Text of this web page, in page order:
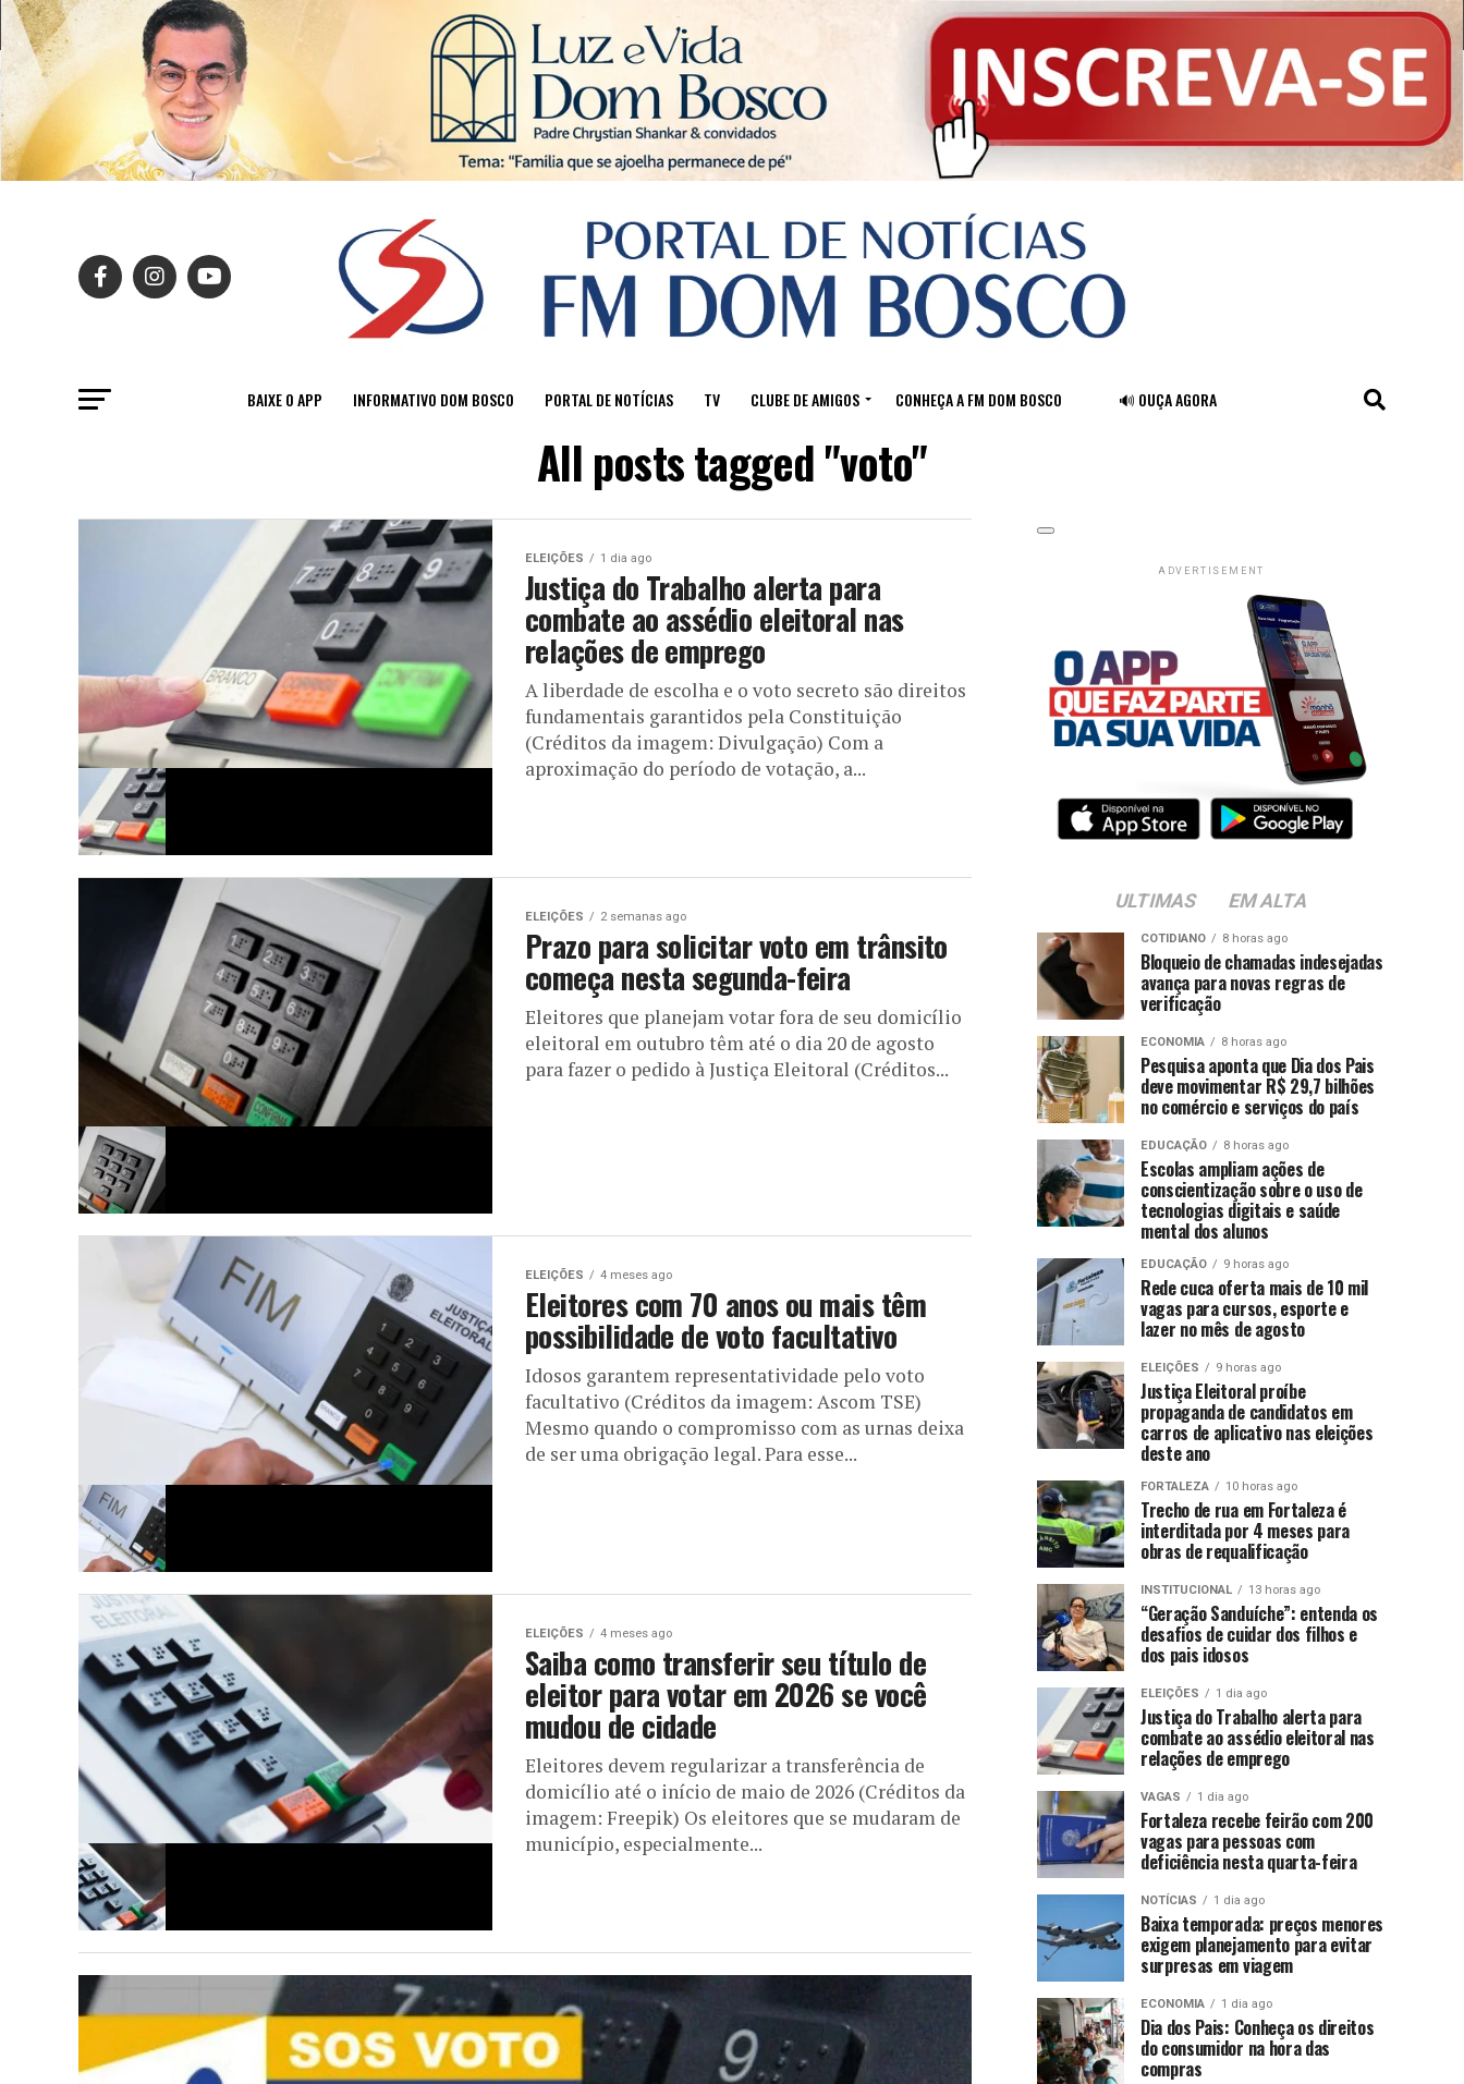
BAIXE O APP INFORMATIVO DOM BOSCO PORTAL DE NOTÍCIAS TV CLUBE DE AMIGOS CONHEÇA A FM DOM BOSCO 🔊 OUÇA AGORA
All posts tagged "voto"
ELEIÇÕES 1 dia ago
Justiça do Trabalho alerta para
combate ao assédio eleitoral nas
relações de emprego
A liberdade de escolha e o voto secreto são direitos
fundamentais garantidos pela Constituição
(Créditos da imagem: Divulgação) Com a
aproximação do período de votação, a...
ELEIÇÕES 2 semanas ago
Prazo para solicitar voto em trânsito
começa nesta segunda-feira
Eleitores que planejam votar fora de seu domicílio
eleitoral em outubro têm até o dia 20 de agosto
para fazer o pedido à Justiça Eleitoral (Créditos...
ELEIÇÕES 4 meses ago
Eleitores com 70 anos ou mais têm
possibilidade de voto facultativo
Idosos garantem representatividade pelo voto
facultativo (Créditos da imagem: Ascom TSE)
Mesmo quando o compromisso com as urnas deixa
de ser uma obrigação legal. Para esse...
ELEIÇÕES 4 meses ago
Saiba como transferir seu título de
eleitor para votar em 2026 se você
mudou de cidade
Eleitores devem regularizar a transferência de
domicílio até o início de maio de 2026 (Créditos da
imagem: Freepik) Os eleitores que se mudaram de
município, especialmente...
ADVERTISEMENT
ULTIMAS EM ALTA
COTIDIANO 8 horas ago
Bloqueio de chamadas indesejadas
avança para novas regras de
verificação
ECONOMIA 8 horas ago
Pesquisa aponta que Dia dos Pais
deve movimentar R$ 29,7 bilhões
no comércio e serviços do país
EDUCAÇÃO 8 horas ago
Escolas ampliam ações de
conscientização sobre o uso de
tecnologias digitais e saúde
mental dos alunos
EDUCAÇÃO 9 horas ago
Rede cuca oferta mais de 10 mil
vagas para cursos, esporte e
lazer no mês de agosto
ELEIÇÕES 9 horas ago
Justiça Eleitoral proíbe
propaganda de candidatos em
carros de aplicativo nas eleições
deste ano
FORTALEZA 10 horas ago
Trecho de rua em Fortaleza é
interditada por 4 meses para
obras de requalificação
INSTITUCIONAL 13 horas ago
“Geração Sanduíche”: entenda os
desafios de cuidar dos filhos e
dos pais idosos
ELEIÇÕES 1 dia ago
Justiça do Trabalho alerta para
combate ao assédio eleitoral nas
relações de emprego
VAGAS 1 dia ago
Fortaleza recebe feirão com 200
vagas para pessoas com
deficiência nesta quarta-feira
NOTÍCIAS 1 dia ago
Baixa temporada: preços menores
exigem planejamento para evitar
surpresas em viagem
ECONOMIA 1 dia ago
Dia dos Pais: Conheça os direitos
do consumidor na hora das
compras
Sair da versão mobile